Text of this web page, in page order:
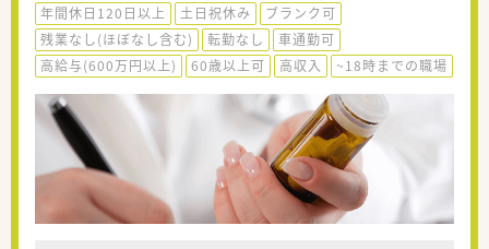
年間休日120日以上 土日祝休み
ブランク可
残業なし(ほぼなし含む)
転勤なし
車通勤可
高給与(600万円以上)
60歳以上可 高収入 ~18時までの職場